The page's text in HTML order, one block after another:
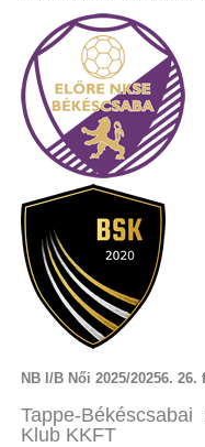
NB I/B Női 2025/20256.
Tappe-
Klub KKFT